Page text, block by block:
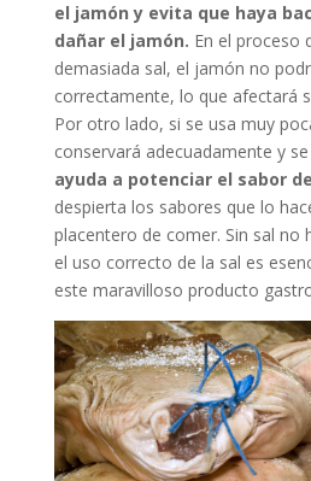
el jamón y evita que haya
dañar el jamón. En el proceso
demasiada sal, el jamón no
correctamente, lo que afectará
Por otro lado, si se usa muy
conservará adecuadamente y
ayuda a potenciar el sabor
despierta los sabores que lo
placentero de comer. Sin sal no
el uso correcto de la sal es
este maravilloso producto